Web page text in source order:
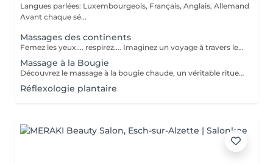
Langues parlées: Luxembourgeois, Français, Anglais, Allemand
Avant chaque sé...
Massages des continents
Femez les yeux.... respirez.... Imaginez un voyage à travers le corps et l âme où les tensions se libèrent et l'énergie recommence à circuler. Un rituel qui unit des techniques du monde entier, des huiles pures et des gestes délicats, pour vous ramener au centre de vous même, là où tout est équilibré. Une expérience qui ne se raconte pas... elle se vit. Un voyage qui commence sur la peau et finit au cur.
Massage à la Bougie
Découvrez le massage à la bougie chaude, un véritable rituel de bien-être. Il offre une détente musculaire intense, apaise les douleurs articulaires et stimule la circulation sanguine. Sa cire fondue nourrit et hydrate profondément la peau pour une sensation de douceur absolue.
Réflexologie plantaire